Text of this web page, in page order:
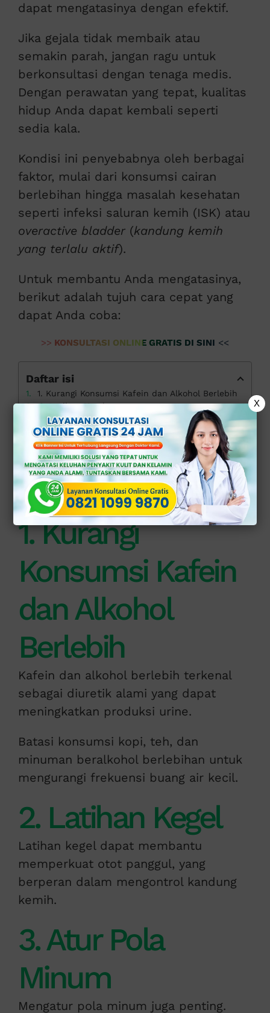
dapat mengatasinya dengan efektif.
Jika gejala tidak membaik atau
semakin parah, jangan ragu untuk
berkonsultasi dengan tenaga medis.
Dengan perawatan yang tepat, kualitas
hidup Anda dapat kembali seperti
sedia kala.
Kondisi ini penyebabnya oleh berbagai
faktor, mulai dari konsumsi cairan
berlebihan hingga masalah kesehatan
seperti infeksi saluran kemih (ISK) atau
overactive bladder(kandung kemih
yang terlalu aktif).
Untuk membantu Anda mengatasinya,
berikut adalah tujuh cara cepat yang
dapat Anda coba:
>> KONSULTASI ONLINE GRATIS DI SINI <<
Daftar isi
1. Kurangi Konsumsi Kafein dan Alkohol Berlebih
2. Latihan Kegel
3. Atur Pola Minum
4. Hindari Makanan yang Mengiritasi Kandung Kemih
5. Lakukan Latihan Kandung Kemih
6. Periksakan Diri ke Dokter Ahli
7. Gunakan Obat-obatan Sesuai Resep
Solusi Tepat Mengatasi Sering Buang Air Kecil di Klinik Apollo
1. Kurangi
Konsumsi Kafein
dan Alkohol
Berlebih
Kafein dan alkohol berlebih terkenal
sebagai diuretik alami yang dapat
meningkatkan produksi urine.
Batasi konsumsi kopi, teh, dan
minuman beralkohol berlebihan untuk
mengurangi frekuensi buang air kecil.
2. Latihan Kegel
Latihan kegel dapat membantu
memperkuat otot panggul, yang
berperan dalam mengontrol kandung
kemih.
3. Atur Pola
Minum
Mengatur pola minum juga penting.
X